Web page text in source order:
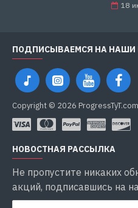
18
ПОДПИСЫВАЕМСЯ НА НАШИ
Copyright © 2026
НОВОСТНАЯ РАССЫЛКА
Не пропустите никаких
акций, подписавшись на